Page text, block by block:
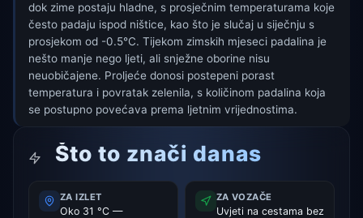
dok zime postaju hladne, s prosječnim temperaturama koje
često padaju ispod ništice, kao što je slučaj u siječnju s
prosjekom od -0.5°C. Tijekom zimskih mjeseci padalina je
nešto manje nego ljeti, ali snježne oborine nisu
neuobičajene. Proljeće donosi postepeni porast
temperatura i povratak zelenila, s količinom padalina koja
se postupno povećava prema ljetnim vrijednostima.
Što to znači danas
ZA IZLET
Oko 31 °C —
ZA VOZAČE
Uvjeti na cestama bez